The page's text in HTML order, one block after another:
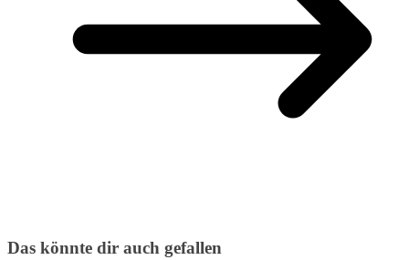
Das könnte dir auch gefallen